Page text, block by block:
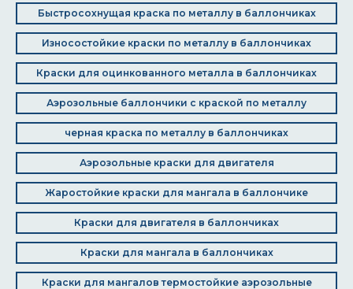
Быстросохнущая краска по металлу в баллончиках
Износостойкие краски по металлу в баллончиках
Краски для оцинкованного металла в баллончиках
Аэрозольные баллончики с краской по металлу
черная краска по металлу в баллончиках
Аэрозольные краски для двигателя
Жаростойкие краски для мангала в баллончике
Краски для двигателя в баллончиках
Краски для мангала в баллончиках
Краски для мангалов термостойкие аэрозольные